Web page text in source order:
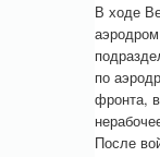
В ходе
по
фронта,
После